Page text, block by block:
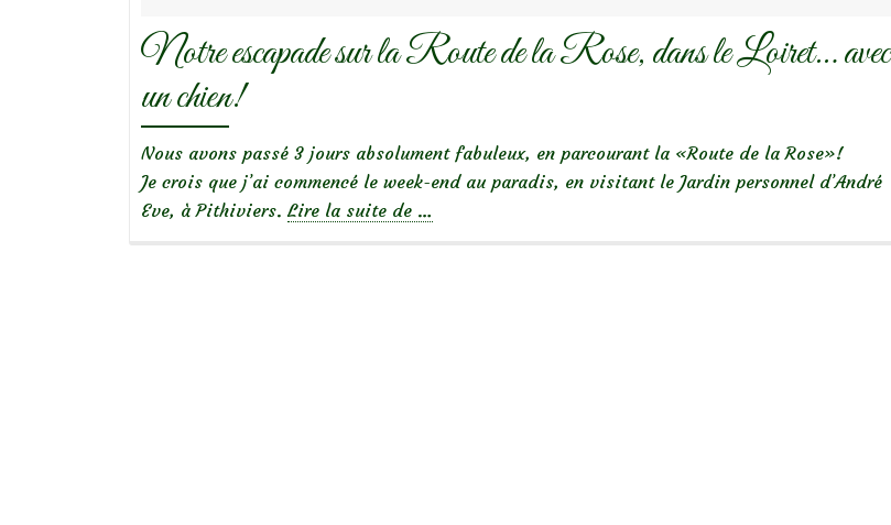
Notre escapade sur la Route de la Rose, dans le Loiret… avec
un chien!
Nous avons passé 3 jours absolument fabuleux, en parcourant la «Route de la Rose»!
Je crois que j’ai commencé le week-end au paradis, en visitant le Jardin personnel d’André
Eve, à Pithiviers. Lire la suite de …